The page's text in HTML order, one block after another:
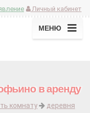
Личный кабинет
МЕНЮ
в аренду
комнату
деревня